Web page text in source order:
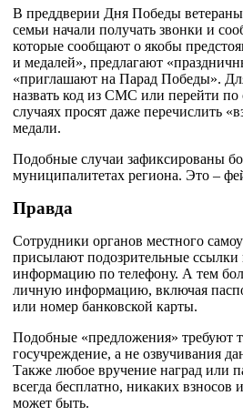
В преддверии Дня Победы
семьи начали получать звонки и
которые сообщают о якобы
и медалей», предлагают
«приглашают на Парад Победы».
назвать код из СМС или перейти
случаях просят даже перечислить
медали.
Подобные случаи зафиксированы
муниципалитетах региона. Это –
Правда
Сотрудники органов местного
присылают подозрительные
информацию по телефону. А тем
личную информацию, включая
или номер банковской карты.
Подобные «предложения» требуют
госучреждение, а не озвучивания
Также любое вручение наград или
всегда бесплатно, никаких
может быть.